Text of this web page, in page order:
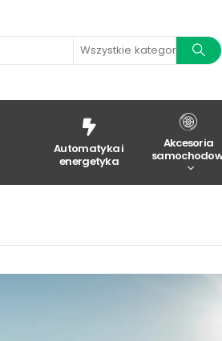
Wszystkie kategorie
Automatyka i
energetyka
Akcesoria